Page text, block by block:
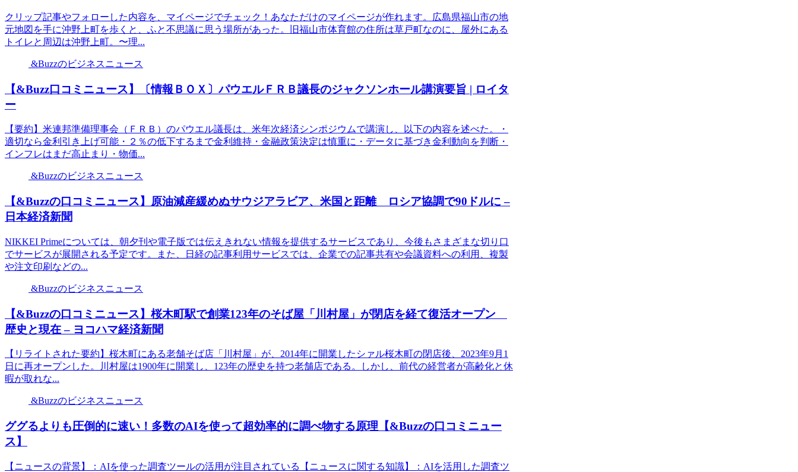
クリップ記事やフォローした内容を、マイページでチェック！あなただけのマイページが作れます。広島県福山市の地
元地図を手に沖野上町を歩くと、ふと不思議に思う場所があった。旧福山市体育館の住所は草戸町なのに、屋外にある
トイレと周辺は沖野上町。〜理...
&Buzzのビジネスニュース
【&Buzz口コミニュース】〔情報ＢＯＸ〕パウエルＦＲＢ議長のジャクソンホール講演要旨 | ロイタ
ー
【要約】米連邦準備理事会（ＦＲＢ）のパウエル議長は、米年次経済シンポジウムで講演し、以下の内容を述べた。・
適切なら金利引き上げ可能・２％の低下するまで金利維持・金融政策決定は慎重に・データに基づき金利動向を判断・
インフレはまだ高止まり・物価...
&Buzzのビジネスニュース
【&Buzzの口コミニュース】原油減産緩めぬサウジアラビア、米国と距離 ロシア協調で90ドルに –
日本経済新聞
NIKKEI Primeについては、朝夕刊や電子版では伝えきれない情報を提供するサービスであり、今後もさまざまな切り口
でサービスが展開される予定です。また、日経の記事利用サービスでは、企業での記事共有や会議資料への利用、複製
や注文印刷などの...
&Buzzのビジネスニュース
【&Buzzの口コミニュース】桜木町駅で創業123年のそば屋「川村屋」が閉店を経て復活オープン
歴史と現在 – ヨコハマ経済新聞
【リライトされた要約】桜木町にある老舗そば店「川村屋」が、2014年に開業したシァル桜木町の閉店後、2023年9月1
日に再オープンした。川村屋は1900年に開業し、123年の歴史を持つ老舗店である。しかし、前代の経営者が高齢化と休
暇が取れな...
&Buzzのビジネスニュース
ググるよりも圧倒的に速い！多数のAIを使って超効率的に調べ物する原理【&Buzzの口コミニュー
ス】
【ニュースの背景】：AIを使った調査ツールの活用が注目されている【ニュースに関する知識】：AIを活用した調査ツ